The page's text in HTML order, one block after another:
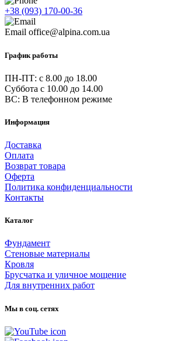
+38 (093) 170-00-36
Email office@alpina.com.ua
График работы
ПН-ПТ: c 8.00 до 18.00
Суббота с 10.00 до 14.00
ВС: В телефонном режиме
Информация
Доставка
Оплата
Возврат товара
Оферта
Политика конфиденциальности
Контакты
Каталог
Фундамент
Стеновые материалы
Кровля
Брусчатка и уличное мощение
Для внутренних работ
Мы в соц. сетях